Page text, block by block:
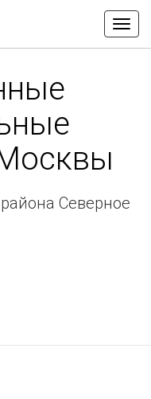
Северное